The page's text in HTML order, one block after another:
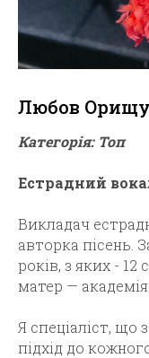
Любов
Категорія: Топ
Естрадний
Викладач
авторка пісень.
років, з яких - 12
матер — академія
Я спеціаліст, що
підхід до